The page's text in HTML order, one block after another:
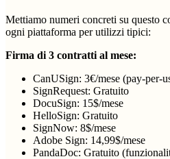
Mettiamo numeri concreti su questo
ogni piattaforma per utilizzi tipici:
Firma di 3 contratti al mese:
CanUSign: 3€/mese (pay-per-
SignRequest: Gratuito
DocuSign: 15$/mese
HelloSign: Gratuito
SignNow: 8$/mese
Adobe Sign: 14,99$/mese
PandaDoc: Gratuito